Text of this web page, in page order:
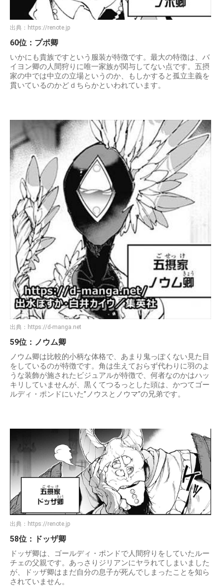
出典： https://renote.jp
60位：プポ卿
いかにも貴族ですという服装が特徴です。最大の特徴は、バ
イヨン卿の人間狩りに唯一家族が関与してない点です。五摂
家の中では中立の立場というのか、もしかすると孤立主義を
貫いているのかどｄちらかといわれています。
出典： https://d-manga.net
59位：ノウム卿
ノウム卿は比較的小柄な体格で、あまり鬼っぽくない見た目
をしているのが特徴です。角は生えておらず代わりに羽のよ
うな装飾が施されたビジュアルが特徴で、何者なのかはハッ
キリしていませんが、黒くてつるっとした頭は、かつてゴー
ルディ・ポンドにいた”ノウスとノウマ”の兄弟です。
出典： https://renote.jp
58位：ドッザ卿
ドッザ卿は、ゴールディ・ポンドで人間狩りをしていたルー
チェの父親です。あっさりジリアンにヤラれてしまいました
が、ドッザ卿はまだ自分の息子が死んでしまったことを知ら
されていません。